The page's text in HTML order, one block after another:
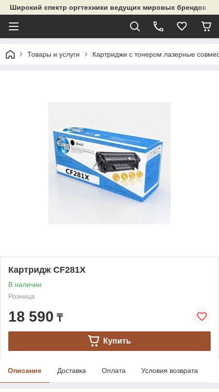
Широкий спектр оргтехники ведущих мировых брендов и
Товары и услуги Картриджи с тонером лазерные
Картридж CF281X
В наличии
Розница
18 590 ₸
Купить
Описание Доставка Оплата Условия возврата